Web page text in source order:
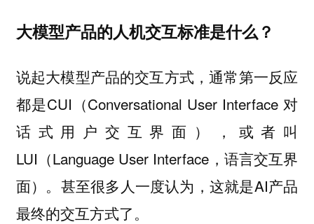
大模型产品的人机交互标准是什么？
说起大模型产品的交互方式，通常第一反应
都是CUI（Conversational User Interface 对
话式用户交互界面），或者叫
LUI（Language User Interface，语言交互界
面）。甚至很多人一度认为，这就是AI产品
最终的交互方式了。